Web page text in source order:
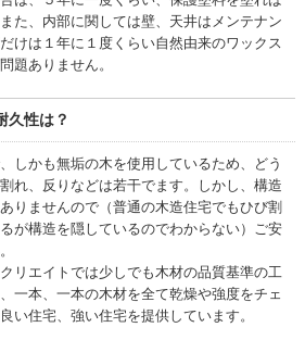
た、内部に関しては壁、天井はメンテナン
けは１年に１度くらい自然由来のワックス
題ありません。
久性は？
しかも無垢の木を使用しているため、どう
れ、反りなどは若干でます。しかし、構造
りませんので（普通の木造住宅でもひび割
が構造を隠しているのでわからない）ご安
リエイトでは少しでも木材の品質基準の工
一本、一本の木材を全て乾燥や強度をチェ
い住宅、強い住宅を提供しています。